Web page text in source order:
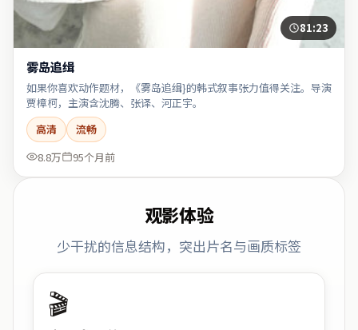
81:23
雾岛追缉
如果你喜欢动作题材，《雾岛追缉}的韩式叙事张力值得关注。导演
贾樟柯，主演含沈腾、张译、河正宇。
高清
流畅
8.8万
95个月前
观影体验
少干扰的信息结构，突出片名与画质标签
🎬